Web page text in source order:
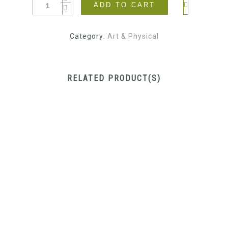
ADD TO CART
Category: Art & Physical
RELATED PRODUCT(S)